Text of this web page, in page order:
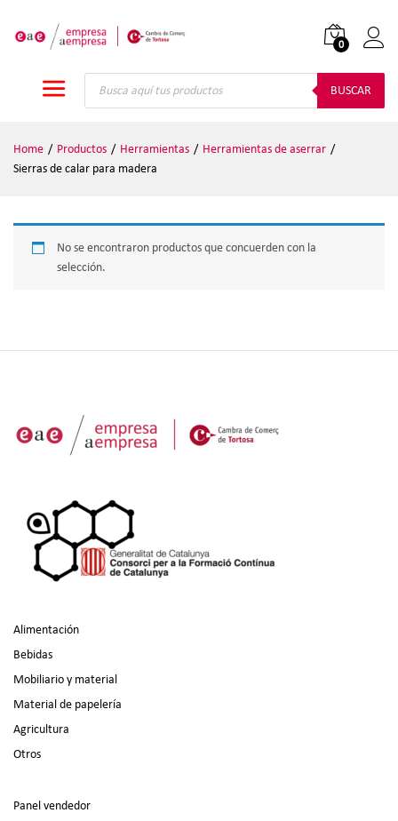
0
Búsqueda
BUSCAR
Home / Productos / Herramientas / Herramientas de aserrar /
Sierras de calar para madera
No se encontraron productos que concuerden con la
selección.
Alimentación
Bebidas
Mobiliario y material
Material de papelería
Agricultura
Otros
Panel vendedor